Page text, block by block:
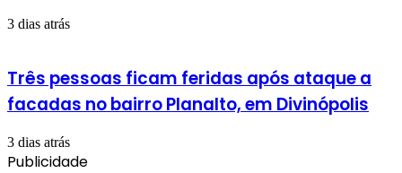
3 dias atrás
Três pessoas ficam feridas após ataque a
facadas no bairro Planalto, em Divinópolis
3 dias atrás
Publicidade